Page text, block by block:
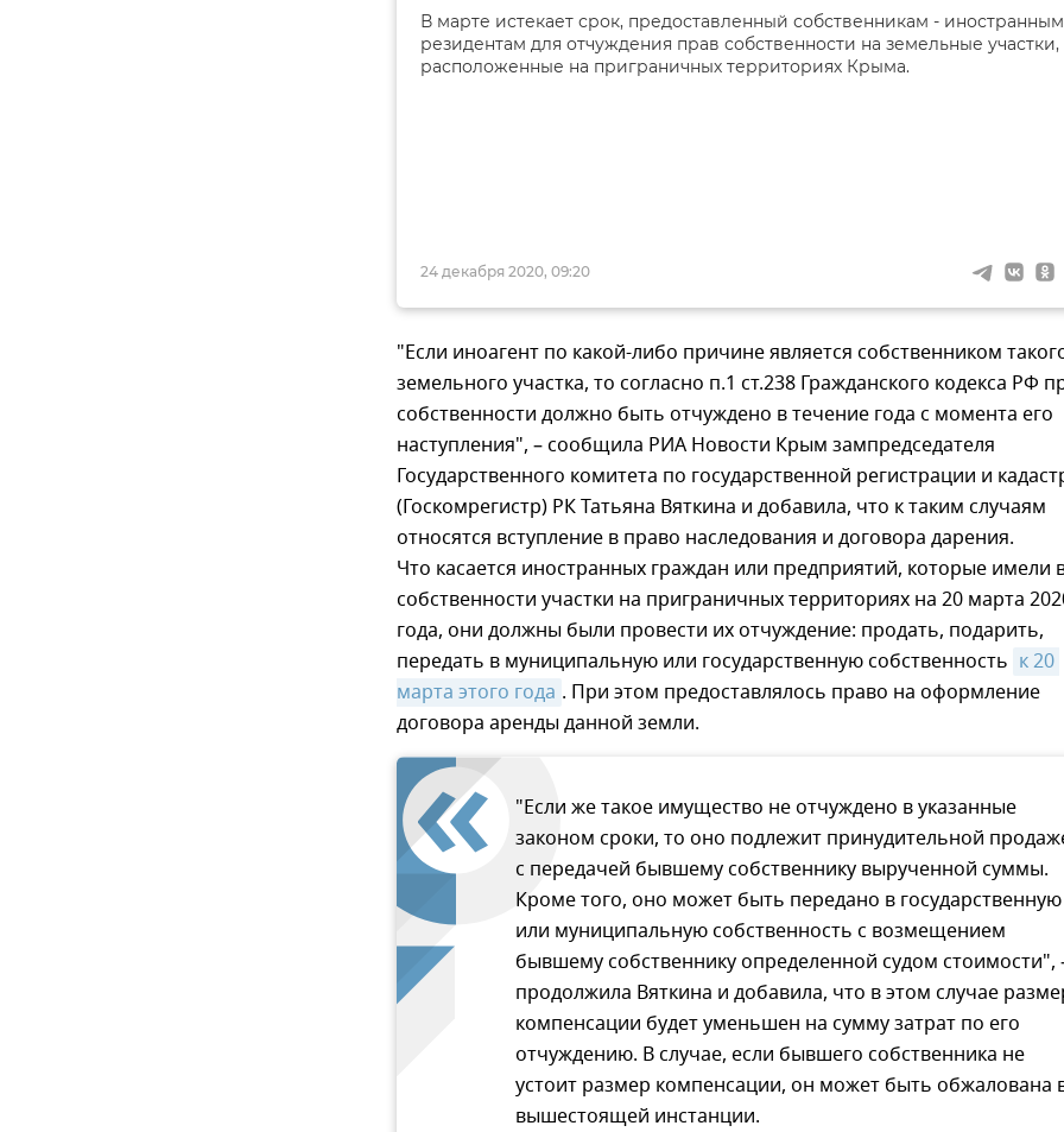
24 декабря 2020, 09:20
В марте истекает срок, предоставленный собственникам - иностранным
резидентам для отчуждения прав собственности на земельные участки,
расположенные на приграничных территориях Крыма.
"Если иноагент по какой-либо причине является собственником
земельного участка, то согласно п.1 ст.238 Гражданского кодекса РФ
собственности должно быть отчуждено в течение года с момента его
наступления", – сообщила РИА Новости Крым зампредседателя
Государственного комитета по государственной регистрации и
(Госкомрегистр) РК Татьяна Вяткина и добавила, что к таким случаям
относятся вступление в право наследования и договора дарения.
Что касается иностранных граждан или предприятий, которые имели
собственности участки на приграничных территориях на 20 марта
года, они должны были провести их отчуждение: продать, подарить,
передать в муниципальную или государственную собственность к 20
марта этого года . При этом предоставлялось право на оформление
договора аренды данной земли.
"Если же такое имущество не отчуждено в указанные
законом сроки, то оно подлежит принудительной
с передачей бывшему собственнику вырученной суммы.
Кроме того, оно может быть передано в государственную
или муниципальную собственность с возмещением
бывшему собственнику определенной судом стоимости",
продолжила Вяткина и добавила, что в этом случае
компенсации будет уменьшен на сумму затрат по его
отчуждению. В случае, если бывшего собственника не
устоит размер компенсации, он может быть обжалована
вышестоящей инстанции.